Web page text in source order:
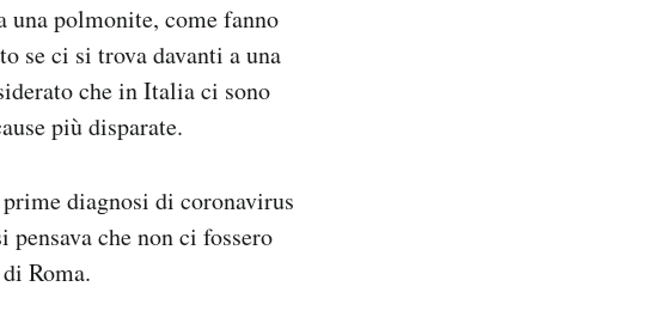
una polmonite, come fanno
se ci si trova davanti a una
che in Italia ci sono
più disparate.
diagnosi di coronavirus
che non ci fossero
Roma.